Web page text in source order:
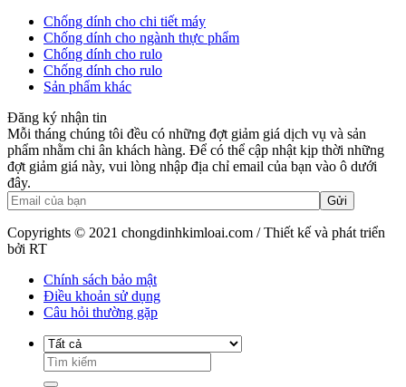
Chống dính cho chi tiết máy
Chống dính cho ngành thực phẩm
Chống dính cho rulo
Chống dính cho rulo
Sản phẩm khác
Đăng ký nhận tin
Mỗi tháng chúng tôi đều có những đợt giảm giá dịch vụ và sản
phẩm nhằm chi ân khách hàng. Để có thể cập nhật kịp thời những
đợt giảm giá này, vui lòng nhập địa chỉ email của bạn vào ô dưới
đây.
Copyrights © 2021 chongdinhkimloai.com / Thiết kế và phát triển
bởi RT
Chính sách bảo mật
Điều khoản sử dụng
Câu hỏi thường gặp